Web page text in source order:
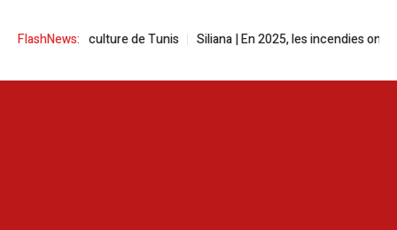
FlashNews:
la culture de Tunis Siliana | En 2025, les incendies ont ravagé plus